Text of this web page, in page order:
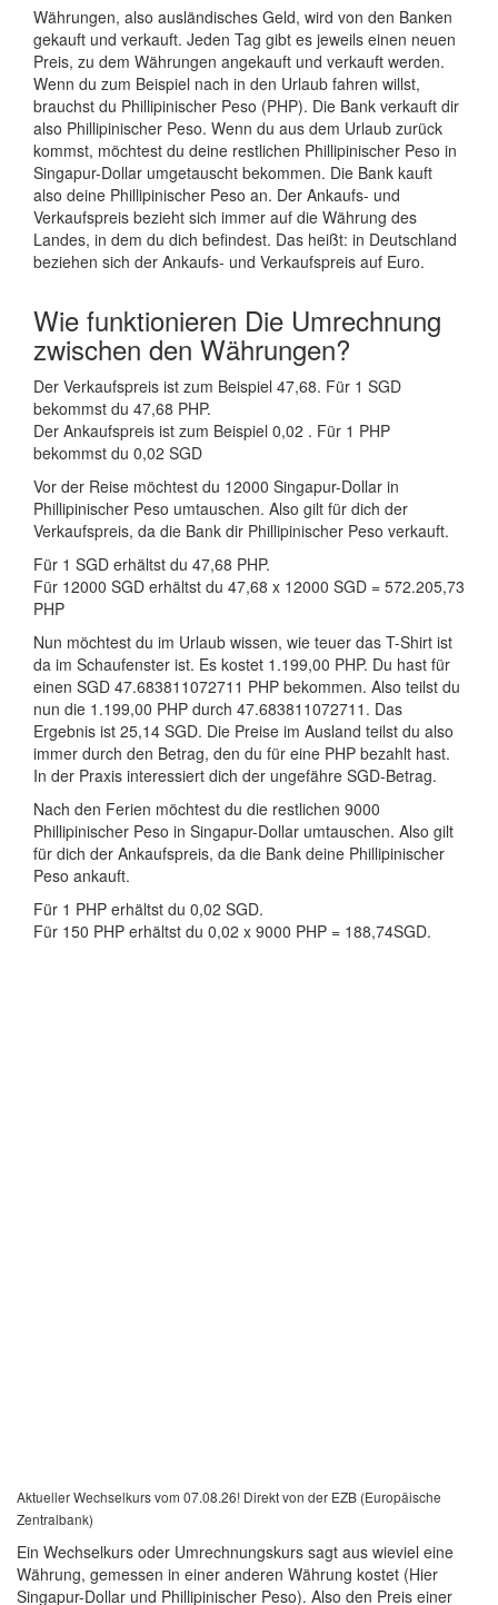
Währungen, also ausländisches Geld, wird von den Banken
gekauft und verkauft. Jeden Tag gibt es jeweils einen neuen
Preis, zu dem Währungen angekauft und verkauft werden.
Wenn du zum Beispiel nach in den Urlaub fahren willst,
brauchst du Phillipinischer Peso (PHP). Die Bank verkauft dir
also Phillipinischer Peso. Wenn du aus dem Urlaub zurück
kommst, möchtest du deine restlichen Phillipinischer Peso in
Singapur-Dollar umgetauscht bekommen. Die Bank kauft
also deine Phillipinischer Peso an. Der Ankaufs- und
Verkaufspreis bezieht sich immer auf die Währung des
Landes, in dem du dich befindest. Das heißt: in Deutschland
beziehen sich der Ankaufs- und Verkaufspreis auf Euro.
Wie funktionieren Die Umrechnung
zwischen den Währungen?
Der Verkaufspreis ist zum Beispiel 47,68. Für 1 SGD
bekommst du 47,68 PHP.
Der Ankaufspreis ist zum Beispiel 0,02 . Für 1 PHP
bekommst du 0,02 SGD
Vor der Reise möchtest du 12000 Singapur-Dollar in
Phillipinischer Peso umtauschen. Also gilt für dich der
Verkaufspreis, da die Bank dir Phillipinischer Peso verkauft.
Für 1 SGD erhältst du 47,68 PHP.
Für 12000 SGD erhältst du 47,68 x 12000 SGD = 572.205,73
PHP
Nun möchtest du im Urlaub wissen, wie teuer das T-Shirt ist
da im Schaufenster ist. Es kostet 1.199,00 PHP. Du hast für
einen SGD 47.683811072711 PHP bekommen. Also teilst du
nun die 1.199,00 PHP durch 47.683811072711. Das
Ergebnis ist 25,14 SGD. Die Preise im Ausland teilst du also
immer durch den Betrag, den du für eine PHP bezahlt hast.
In der Praxis interessiert dich der ungefähre SGD-Betrag.
Nach den Ferien möchtest du die restlichen 9000
Phillipinischer Peso in Singapur-Dollar umtauschen. Also gilt
für dich der Ankaufspreis, da die Bank deine Phillipinischer
Peso ankauft.
Für 1 PHP erhältst du 0,02 SGD.
Für 150 PHP erhältst du 0,02 x 9000 PHP = 188,74SGD.
Aktueller Wechselkurs vom 07.08.26! Direkt von der EZB (Europäische
Zentralbank)
Ein Wechselkurs oder Umrechnungskurs sagt aus wieviel eine
Währung, gemessen in einer anderen Währung kostet (Hier
Singapur-Dollar und Phillipinischer Peso). Also den Preis einer